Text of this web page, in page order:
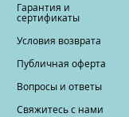
Гарантия и
сертификаты
Условия возврата
Публичная оферта
Вопросы и ответы
Свяжитесь с нами